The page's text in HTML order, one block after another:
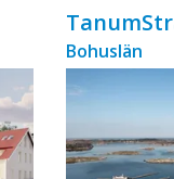
Bohuslän